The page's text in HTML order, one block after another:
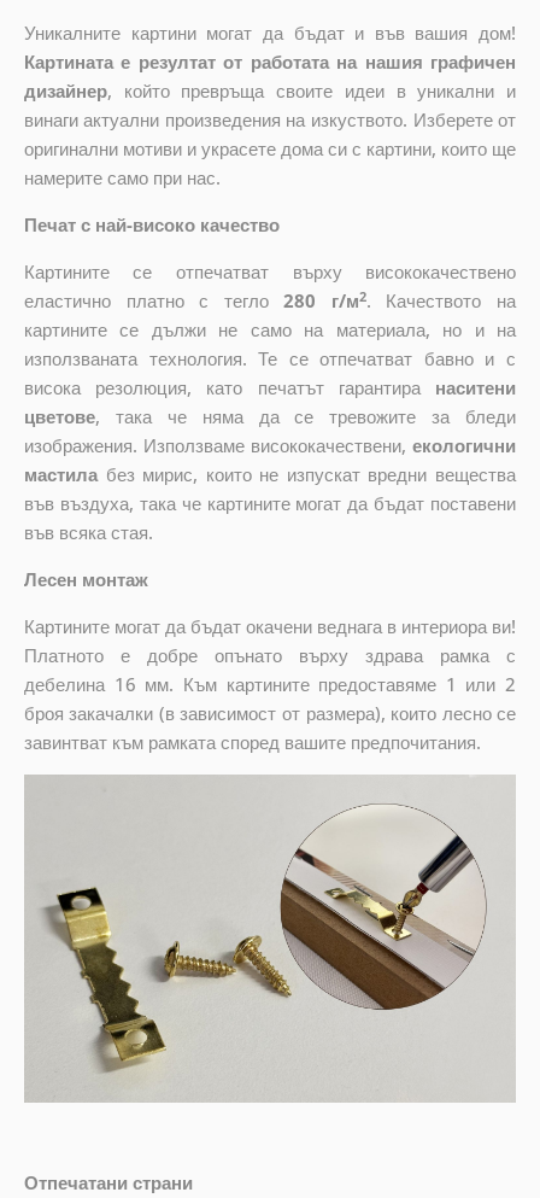
Уникалните картини могат да бъдат и във вашия дом!
Картината е резултат от работата на нашия графичен
дизайнер, койтопревръща своите идеи в уникални и
винаги актуални произведения на изкуството. Изберете от
оригинални мотиви и украсете дома си с картини, които ще
намерите само при нас.
Печат с най-високо качество
Картините се отпечатват върху висококачествено
еластично платно с тегло280 г/м2. Качеството на
картините се дължи не само на материала, но и на
използваната технология. Те се отпечатват бавно и с
висока резолюция, като печатът гарантира наситени
цветове, така че няма да се тревожите за бледи
изображения. Използваме висококачествени,екологични
мастилабез мирис, които не изпускат вредни вещества
във въздуха, така че картините могат да бъдат поставени
във всяка стая.
Лесен монтаж
Картините могат да бъдат окачени веднага в интериора ви!
Платното е добре опънато върху здрава рамка с
дебелина 16 мм. Към картините предоставяме 1 или 2
броя закачалки (в зависимост от размера), които лесно се
завинтват към рамката според вашите предпочитания.
Отпечатани страни